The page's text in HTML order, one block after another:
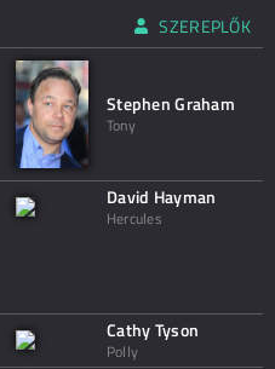
SZEREPLŐK
Stephen Graham
Tony
David Hayman
Hercules
Cathy Tyson
Polly